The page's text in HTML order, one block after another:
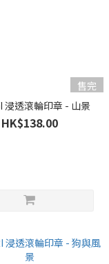
售完
浸透滾輪印章 - 山景
HK$138.00